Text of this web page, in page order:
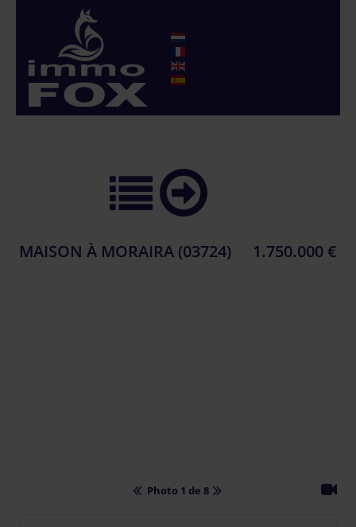
MAISON À MORAIRA (03724) 1.750.000 €
Photo 1 de 8